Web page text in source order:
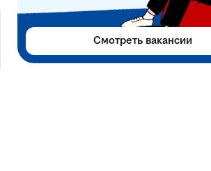
Смотреть вакансии